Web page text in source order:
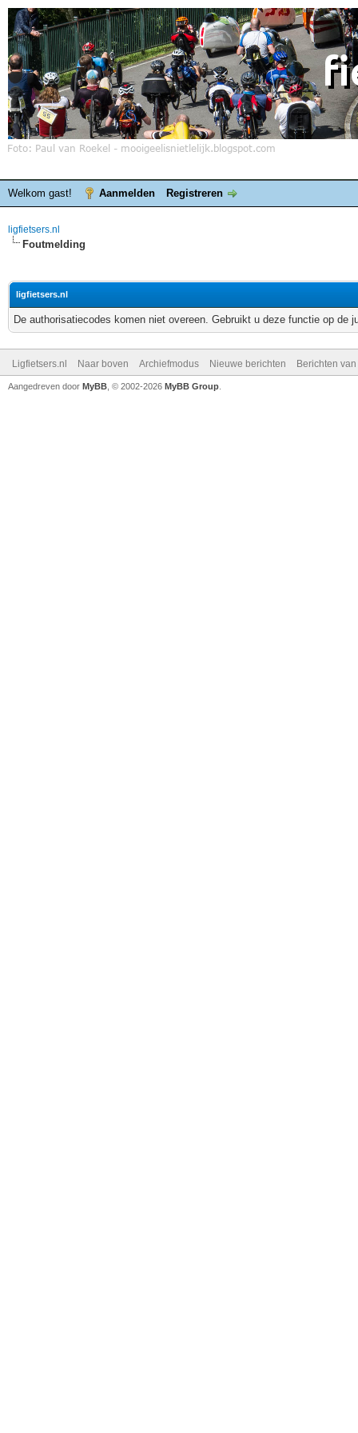
Welkom gast! Aanmelden Registreren
ligfietsers.nl
Foutmelding
ligfietsers.nl
De authorisatiecodes komen niet overeen. Gebruikt u deze functie op de
Ligfietsers.nl Naar boven Archiefmodus Nieuwe berichten Berichten
Aangedreven door MyBB , © 2002-2026 MyBB Group